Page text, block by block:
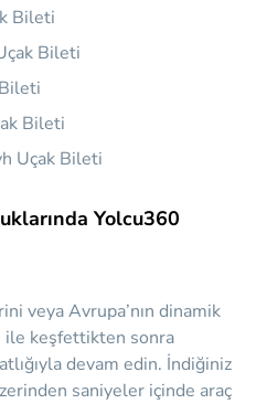
Bileti
Bileti
Bileti
Uçak Bileti
Yolcu360
veya Avrupa’nın dinamik
ile keşfettikten sonra
devam edin. İndiğiniz
saniyeler içinde araç